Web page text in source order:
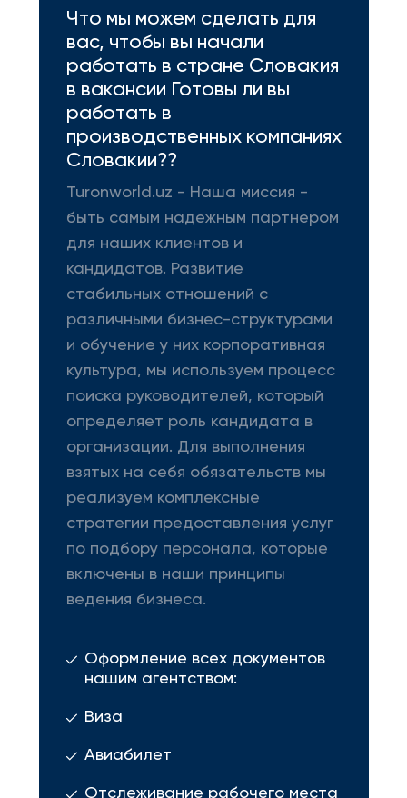
Что мы можем сделать для
вас, чтобы вы начали
работать в стране Словакия
в вакансии Готовы ли вы
работать в
производственных компаниях
Словакии??
Turonworld.uz - Наша миссия -
быть самым надежным партнером
для наших клиентов и
кандидатов. Развитие
стабильных отношений с
различными бизнес-структурами
и обучение у них корпоративная
культура, мы используем процесс
поиска руководителей, который
определяет роль кандидата в
организации. Для выполнения
взятых на себя обязательств мы
реализуем комплексные
стратегии предоставления услуг
по подбору персонала, которые
включены в наши принципы
ведения бизнеса.
Оформление всех документов
нашим агентством:
Виза
Авиабилет
Отслеживание рабочего места